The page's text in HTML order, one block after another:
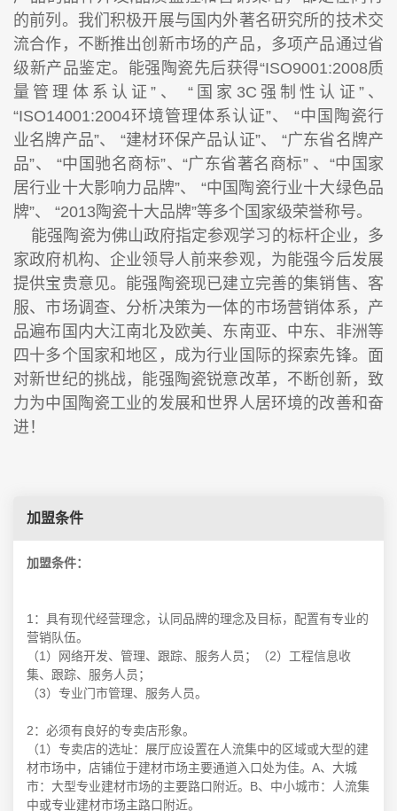
的前列。我们积极开展与国内外著名研究所的技术交
流合作，不断推出创新市场的产品，多项产品通过省
级新产品鉴定。能强陶瓷先后获得“ISO9001:2008质
量管理体系认证”、 “国家3C强制性认证”、
“ISO14001:2004环境管理体系认证”、 “中国陶瓷行
业名牌产品”、 “建材环保产品认证”、 “广东省名牌产
品”、 “中国驰名商标”、“广东省著名商标” 、“中国家
居行业十大影响力品牌”、 “中国陶瓷行业十大绿色品
牌”、 “2013陶瓷十大品牌”等多个国家级荣誉称号。
能强陶瓷为佛山政府指定参观学习的标杆企业，多
家政府机构、企业领导人前来参观，为能强今后发展
提供宝贵意见。能强陶瓷现已建立完善的集销售、客
服、市场调查、分析决策为一体的市场营销体系，产
品遍布国内大江南北及欧美、东南亚、中东、非洲等
四十多个国家和地区，成为行业国际的探索先锋。面
对新世纪的挑战，能强陶瓷锐意改革，不断创新，致
力为中国陶瓷工业的发展和世界人居环境的改善和奋
进！
加盟条件
加盟条件：
1：具有现代经营理念，认同品牌的理念及目标，配置有专业的
营销队伍。
（1）网络开发、管理、跟踪、服务人员；（2）工程信息收
集、跟踪、服务人员；
（3）专业门市管理、服务人员。
2：必须有良好的专卖店形象。
（1）专卖店的选址：展厅应设置在人流集中的区域或大型的建
材市场中，店铺位于建材市场主要通道入口处为佳。A、大城
市：大型专业建材市场的主要路口附近。B、中小城市：人流集
中或专业建材市场主路口附近。